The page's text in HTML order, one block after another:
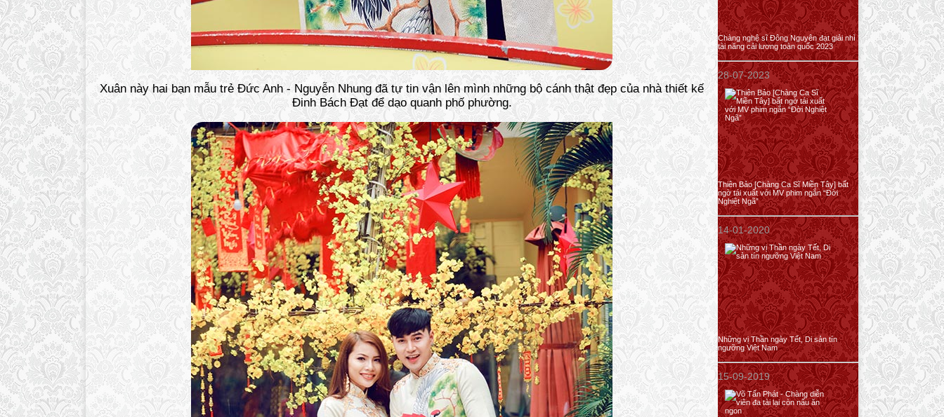
Xuân này hai bạn mẫu trẻ Đức Anh - Nguyễn Nhung đã tự tin vận lên mình những bộ cánh thật đẹp của nhà thiết kế
Đinh Bách Đạt để dạo quanh phố phường.
Chàng nghệ sĩ Đông Nguyên đạt giải nhì
tài năng cải lương toàn quốc 2023
28-07-2023
Thiên Bảo [Chàng Ca Sĩ Miền Tây] bất
ngờ tái xuất với MV phim ngắn “Đời
Nghiệt Ngã”
14-01-2020
Những vị Thần ngày Tết, Di sản tín
ngưỡng Việt Nam
15-09-2019